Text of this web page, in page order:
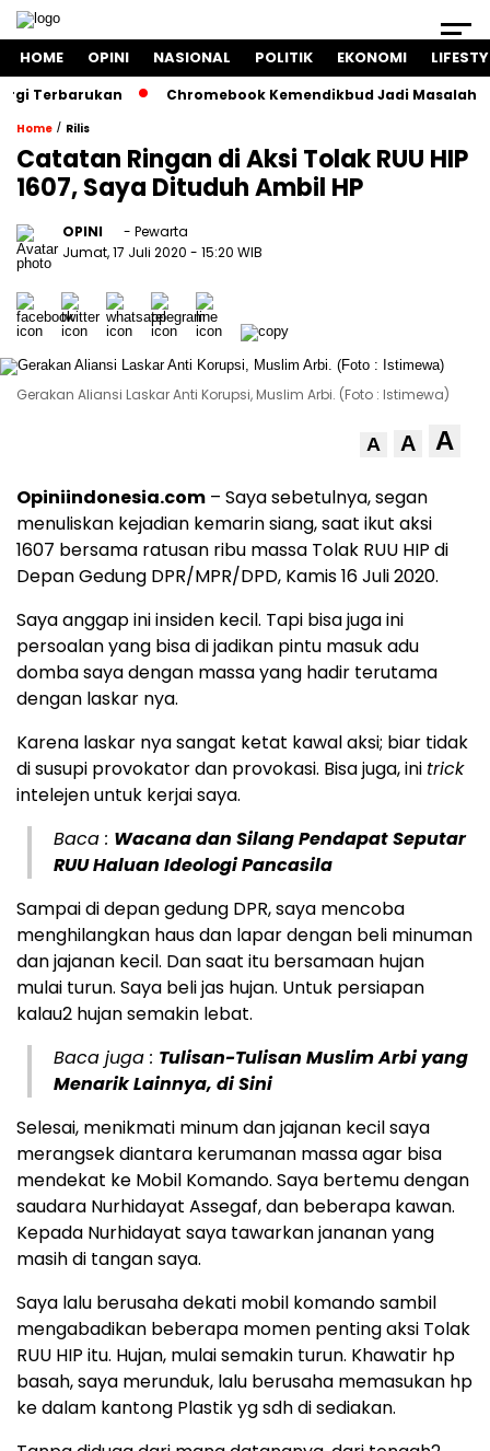
HOME OPINI NASIONAL POLITIK EKONOMI
Chromebook Kemendikbud Jadi Masalah
Home / Rilis
Catatan Ringan di Aksi Tolak RUU HIP
1607, Saya Dituduh Ambil HP
OPINI
- Pewarta
Jumat, 17 Juli 2020 - 15:20 WIB
Gerakan Aliansi Laskar Anti Korupsi, Muslim Arbi. (Foto : Istimewa)
A A A
Opiniindonesia.com – Saya sebetulnya, segan
menuliskan kejadian kemarin siang, saat ikut aksi
1607 bersama ratusan ribu massa Tolak RUU HIP di
Depan Gedung DPR/MPR/DPD, Kamis 16 Juli 2020.
Saya anggap ini insiden kecil. Tapi bisa juga ini
persoalan yang bisa di jadikan pintu masuk adu
domba saya dengan massa yang hadir terutama
dengan laskar nya.
Karena laskar nya sangat ketat kawal aksi; biar tidak
di susupi provokator dan provokasi. Bisa juga, ini trick
intelejen untuk kerjai saya.
Baca : Wacana dan Silang Pendapat Seputar
RUU Haluan Ideologi Pancasila
Sampai di depan gedung DPR, saya mencoba
menghilangkan haus dan lapar dengan beli minuman
dan jajanan kecil. Dan saat itu bersamaan hujan
mulai turun. Saya beli jas hujan. Untuk persiapan
kalau2 hujan semakin lebat.
Baca juga : Tulisan-Tulisan Muslim Arbi yang
Menarik Lainnya, di Sini
Selesai, menikmati minum dan jajanan kecil saya
merangsek diantara kerumanan massa agar bisa
mendekat ke Mobil Komando. Saya bertemu dengan
saudara Nurhidayat Assegaf, dan beberapa kawan.
Kepada Nurhidayat saya tawarkan jananan yang
masih di tangan saya.
Saya lalu berusaha dekati mobil komando sambil
mengabadikan beberapa momen penting aksi Tolak
RUU HIP itu. Hujan, mulai semakin turun. Khawatir hp
basah, saya merunduk, lalu berusaha memasukan hp
ke dalam kantong Plastik yg sdh di sediakan.